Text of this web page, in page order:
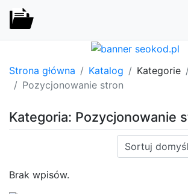
Strona główna Katalog Kategorie
Pozycjonowanie stron
Kategoria: Pozycjonowanie
Sortuj:
Brak wpisów.